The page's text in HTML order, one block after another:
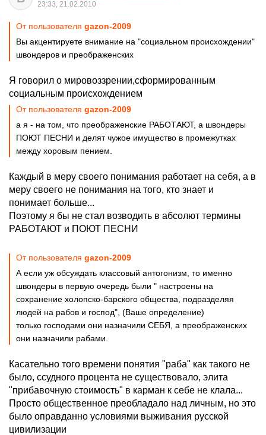
23:33, 21.02.2010
От пользователя gazon-2009
Вы акцентируете внимание на "социальном происхождении"
швондеров и преображенских
Я говорил о мировоззрении,сформированным
социальным происхождением
От пользователя gazon-2009
а я - на том, что преображенские РАБОТАЮТ, а швондеры
ПОЮТ ПЕСНИ и делят чужое имущество в промежутках
между хоровым пением.
Каждый в меру своего понимания работает на себя, а в
меру своего не понимания на того, кто знает и
понимает больше...
Поэтому я бы не стал возводить в абсолют термины
РАБОТАЮТ и ПОЮТ ПЕСНИ
От пользователя gazon-2009
А если уж обсуждать классовый антогонизм, то именно
швондеры в первую очередь были " настроены на
сохранение холопско-барского общества, подразделяя
людей на рабов и господ", (Ваше определение)
только господами они назначили СЕБЯ, а преображенских
они назначили рабами.
Касательно того времени понятия "раба" как такого не
было, ссудного процента не существовало, элита
"прибавочную стоимость" в карман к себе не клала...
Просто общественное преобладало над личным, но это
было оправданно условиями выживания русской
цивилизации